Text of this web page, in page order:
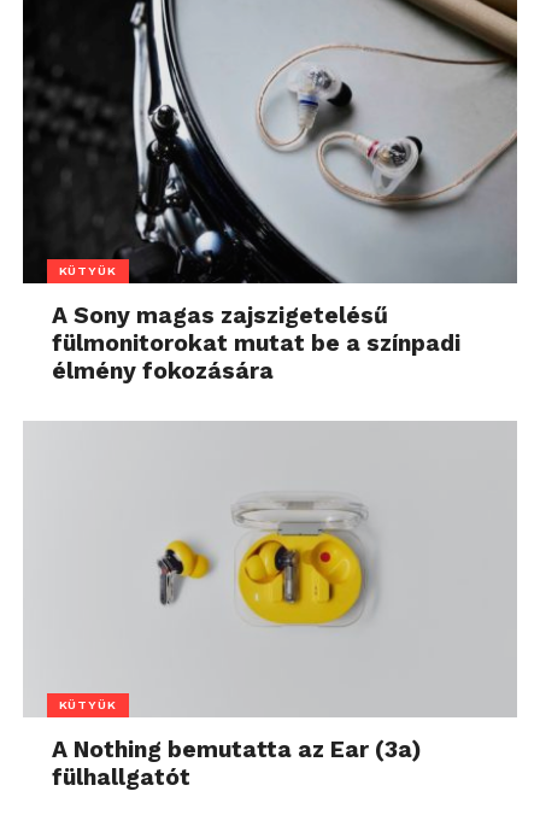
KÜTYÜK
A Sony magas zajszigetelésű
fülmonitorokat mutat be a színpadi
élmény fokozására
KÜTYÜK
A Nothing bemutatta az Ear (3a)
fülhallgatót